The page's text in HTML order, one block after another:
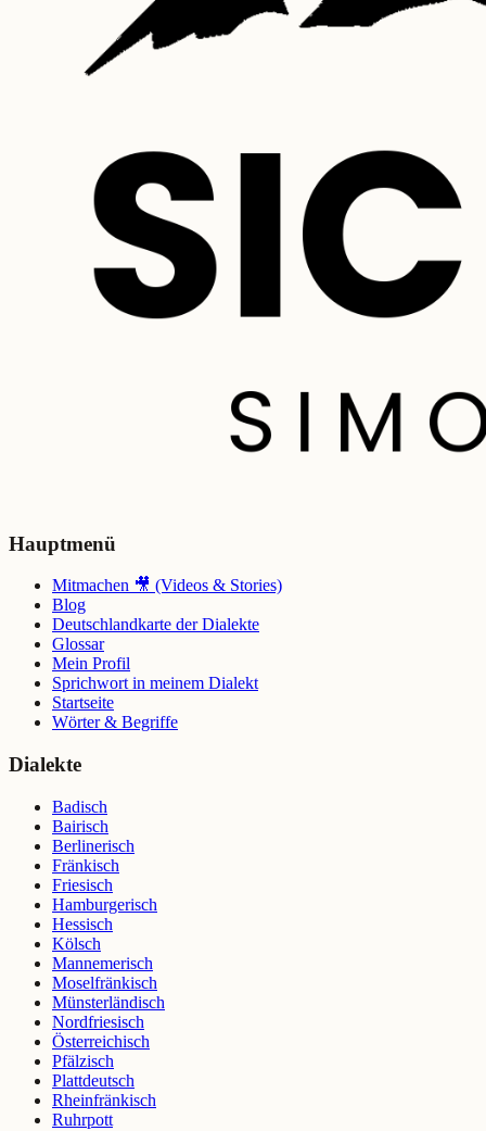
Hauptmenü
Mitmachen 🎥 (Videos & Stories)
Blog
Deutschlandkarte der Dialekte
Glossar
Mein Profil
Sprichwort in meinem Dialekt
Startseite
Wörter & Begriffe
Dialekte
Badisch
Bairisch
Berlinerisch
Fränkisch
Friesisch
Hamburgerisch
Hessisch
Kölsch
Mannemerisch
Moselfränkisch
Münsterländisch
Nordfriesisch
Österreichisch
Pfälzisch
Plattdeutsch
Rheinfränkisch
Ruhrpott